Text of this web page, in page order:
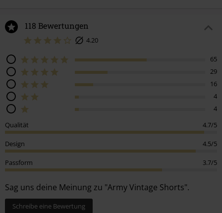
118 Bewertungen
4.20
65
29
16
4
4
Qualität
4.7/5
Design 4.5/5
Passform 3.7/5
Sag uns deine Meinung zu "Army Vintage Shorts".
Schreibe eine Bewertung